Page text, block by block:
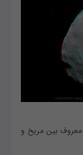
بین مریخ و